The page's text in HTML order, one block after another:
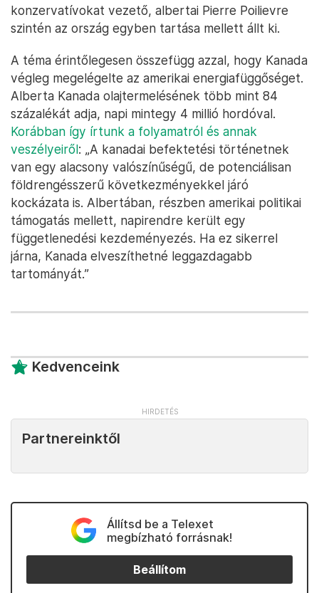
konzervatívokat vezető, albertai Pierre Poilievre
szintén az ország egyben tartása mellett állt ki.
A téma érintőlegesen összefügg azzal, hogy Kanada
végleg megelégelte az amerikai energiafüggőséget.
Alberta Kanada olajtermelésének több mint 84
százalékát adja, napi mintegy 4 millió hordóval.
Korábban így írtunk a folyamatról és annak
veszélyeiről: „A kanadai befektetési történetnek
van egy alacsony valószínűségű, de potenciálisan
földrengésszerű következményekkel járó
kockázata is. Albertában, részben amerikai politikai
támogatás mellett, napirendre került egy
függetlenedési kezdeményezés. Ha ez sikerrel
járna, Kanada elveszíthetné leggazdagabb
tartományát.”
Kedvenceink
Partnereinktől
Állítsd be a Telexet
megbízható forrásnak!
Beállítom